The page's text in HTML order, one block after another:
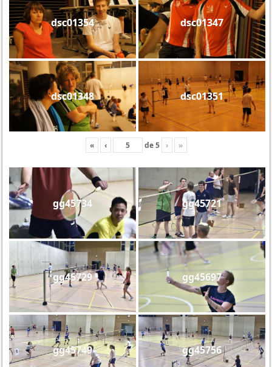
dsc01354 dsc01347
dsc01348 dsc01351
« ‹ de5 › »
gg45734 gg45721
gg45729 gg45697
gg45749 gg45756